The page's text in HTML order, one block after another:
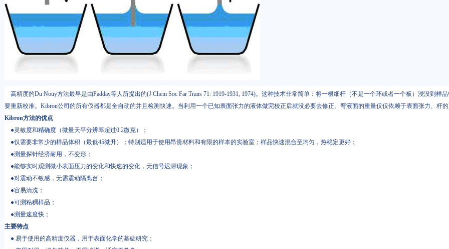
高精度的Du Noüy方法最早是由Padday等人所提出的(J Chem Soc Far Trans 71: 1919-1931, 1974)。这种技术非常简单：将一根细杆（不是一个环或者一个板）浸没到
要重新校准。Kibron公司的所有仪器都是全自动的并且检测快速。当利用一个已知表面张力的液体做完校正后就没必要去修正。弯液面的重量仅仅依赖于表面张力、杆
Kibron方法的优点
●灵敏度和精确度（微量天平分辨率超过0.2微克）；
●仅需要非常少的样品体积（最低45微升）；特别适用于使用昂贵材料和有限的样本的实验室；样品快速混合至均匀，热稳定更好；
●测量探针经济耐用，不变形；
●能够实时观测微小表面压力的变化和快速的变化，无信号迟滞现象；
●对震动不敏感，无需震动隔离台；
●容易清洗；
●可测粘稠样品；
●测量速度快；
主要特点
● 易于使用的高精度仪器，用于表面化学的基础研究；